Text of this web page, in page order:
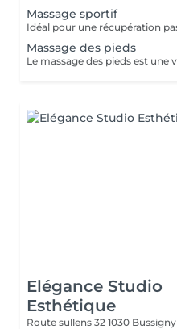
Massage sportif
Massage des pieds
Elégance Studio
Esthétique
Route sullens 32 1030 Bussigny